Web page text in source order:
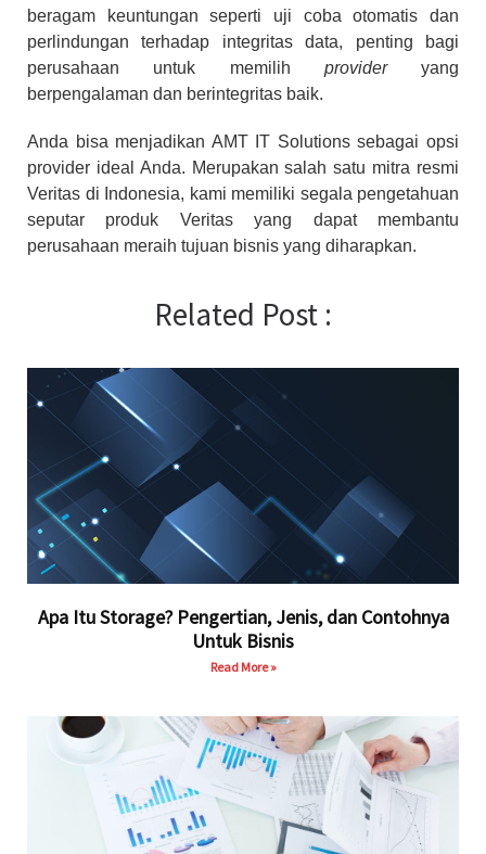
beragam keuntungan seperti uji coba otomatis dan
perlindungan terhadap integritas data, penting bagi
perusahaan untuk memilih provideryang
berpengalaman dan berintegritas baik.
Anda bisa menjadikan AMT IT Solutions sebagai opsi
provider ideal Anda. Merupakan salah satu mitra resmi
Veritas di Indonesia, kami memiliki segala pengetahuan
seputar produk Veritas yang dapat membantu
perusahaan meraih tujuan bisnis yang diharapkan.
Related Post :
Apa Itu Storage? Pengertian, Jenis, dan Contohnya
Untuk Bisnis
Read More »